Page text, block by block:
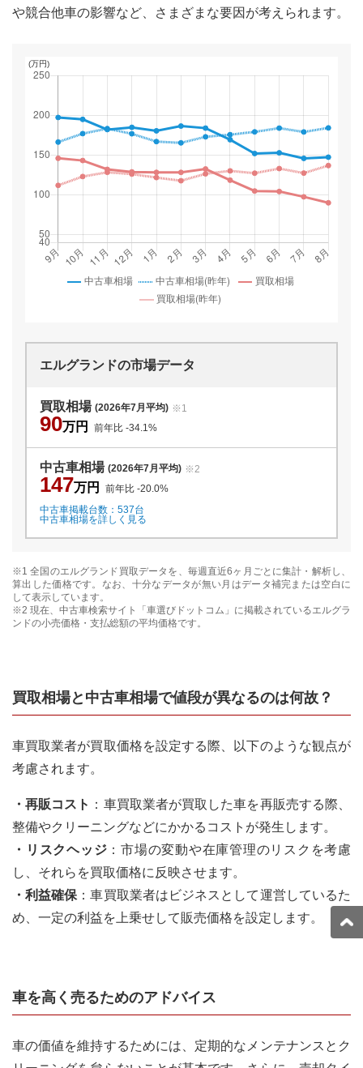
や競合他車の影響など、さまざまな要因が考えられます。
エルグランドの市場データ
買取相場 (2026年7月平均) ※1
90万円 前年比 -34.1 %
中古車相場 (2026年7月平均) ※2
147万円 前年比 -20.0%
中古車掲載台数： 537台
中古車相場を詳しく見る
※1 全国のエルグランド 買取データを、毎週直近6ヶ月ごとに集計・解析し、
算出した価格です。なお、十分なデータが無い月はデータ補完または空白に
して表示しています。
※2 現在、中古車検索サイト「車選びドットコム」に掲載されているエルグラ
ンドの小売価格・支払総額の平均価格です。
買取相場と中古車相場で値段が異なるのは何故？
車買取業者が買取価格を設定する際、以下のような観点が
考慮されます。
・再販コスト ：車買取業者が買取した車を再販売する際、
整備やクリーニングなどにかかるコストが発生します。
・リスクヘッジ ：市場の変動や在庫管理のリスクを考慮
し、それらを買取価格に反映させます。
・利益確保 ：車買取業者はビジネスとして運営しているた
め、一定の利益を上乗せして販売価格を設定します。
車を高く売るためのアドバイス
車の価値を維持するためには、定期的なメンテナンスとク